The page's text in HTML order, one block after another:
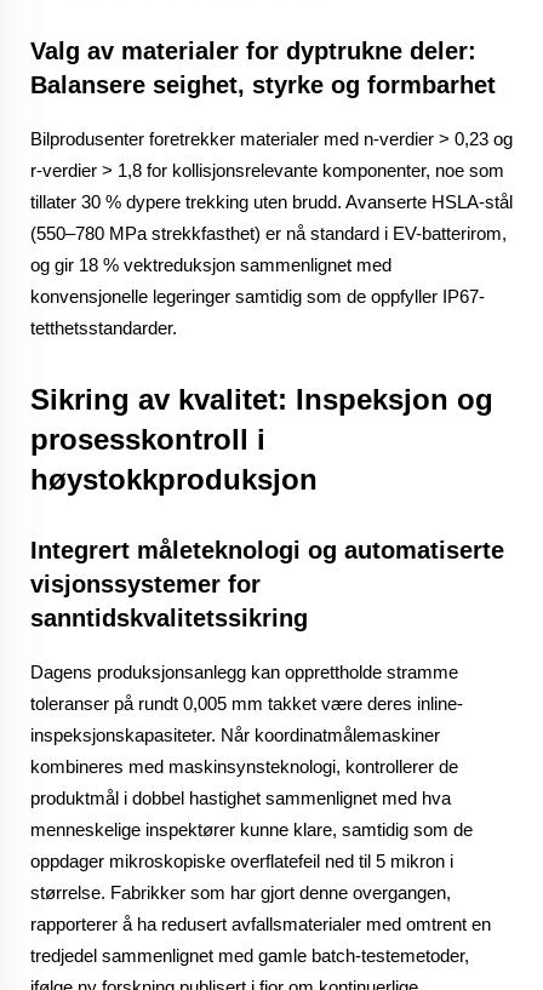
Valg av materialer for dyptrukne deler:
Balansere seighet, styrke og formbarhet
Bilprodusenter foretrekker materialer med n-verdier > 0,23 og
r-verdier > 1,8 for kollisjonsrelevante komponenter, noe som
tillater 30 % dypere trekking uten brudd. Avanserte HSLA-stål
(550–780 MPa strekkfasthet) er nå standard i EV-batterirom,
og gir 18 % vektreduksjon sammenlignet med
konvensjonelle legeringer samtidig som de oppfyller IP67-
tetthetsstandarder.
Sikring av kvalitet: Inspeksjon og
prosesskontroll i
høystokkproduksjon
Integrert måleteknologi og automatiserte
visjonssystemer for
sanntidskvalitetssikring
Dagens produksjonsanlegg kan opprettholde stramme
toleranser på rundt 0,005 mm takket være deres inline-
inspeksjonskapasiteter. Når koordinatmålemaskiner
kombineres med maskinsynsteknologi, kontrollerer de
produktmål i dobbel hastighet sammenlignet med hva
menneskelige inspektører kunne klare, samtidig som de
oppdager mikroskopiske overflatefeil ned til 5 mikron i
størrelse. Fabrikker som har gjort denne overgangen,
rapporterer å ha redusert avfallsmaterialer med omtrent en
tredjedel sammenlignet med gamle batch-testemetoder,